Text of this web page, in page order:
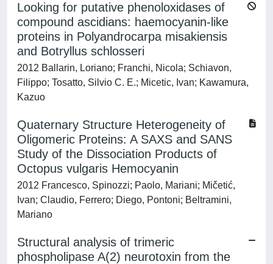
Looking for putative phenoloxidases of
compound ascidians: haemocyanin-like
proteins in Polyandrocarpa misakiensis
and Botryllus schlosseri
2012 Ballarin, Loriano; Franchi, Nicola; Schiavon,
Filippo; Tosatto, Silvio C. E.; Micetic, Ivan; Kawamura,
Kazuo
Quaternary Structure Heterogeneity of
Oligomeric Proteins: A SAXS and SANS
Study of the Dissociation Products of
Octopus vulgaris Hemocyanin
2012 Francesco, Spinozzi; Paolo, Mariani; Mičetić,
Ivan; Claudio, Ferrero; Diego, Pontoni; Beltramini,
Mariano
Structural analysis of trimeric
phospholipase A(2) neurotoxin from the